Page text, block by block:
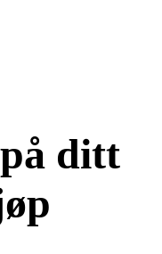
ditt